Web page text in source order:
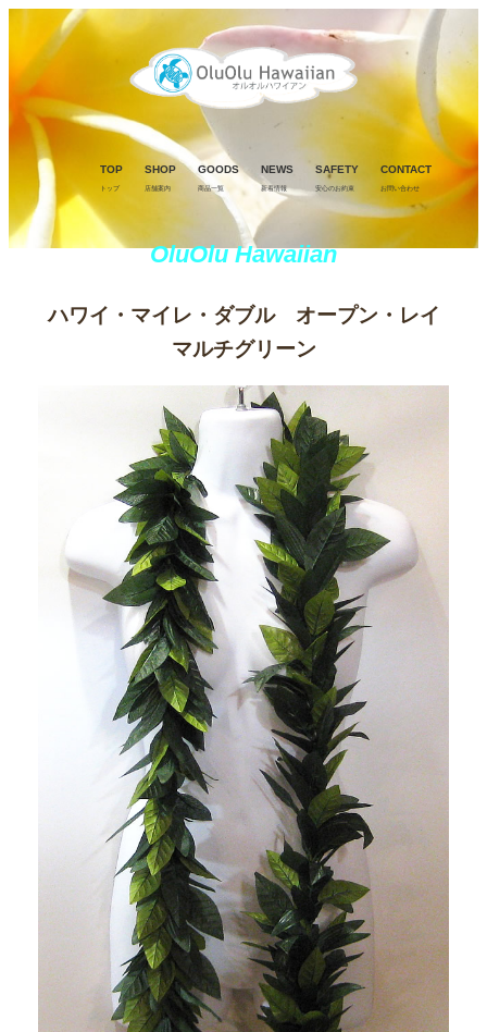
TOP
トップ
SHOP
店舗案内
GOODS
商品一覧
NEWS
新着情報
SAFETY
安心のお約束
CONTACT
お問い合わせ
OluOlu Hawaiian
ハワイ・マイレ・ダブル オープン・レイ
マルチグリーン